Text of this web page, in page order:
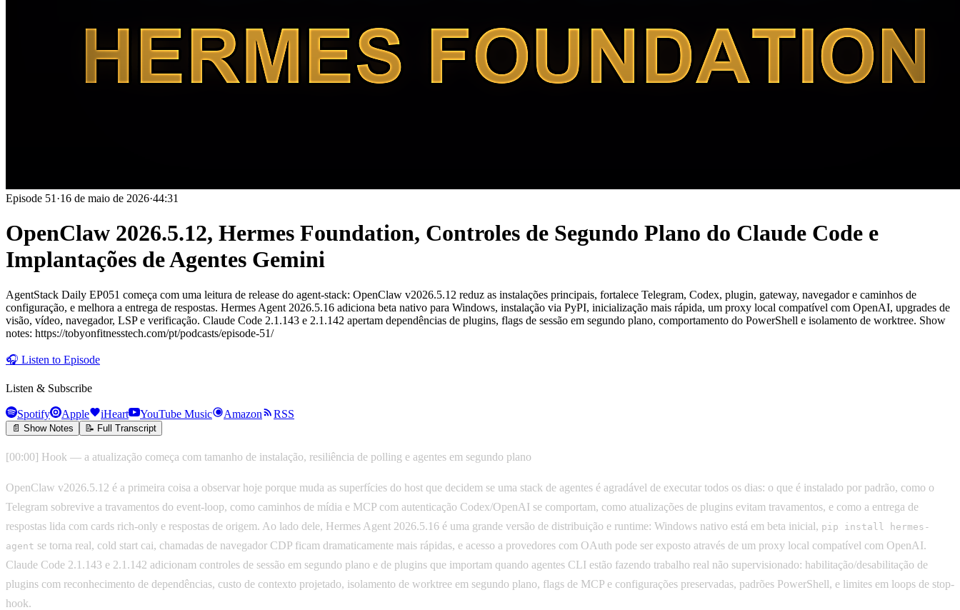
Episode 51 ·16 de maio de 2026·44:31
OpenClaw 2026.5.12, Hermes Foundation, Controles de Segundo Plano do Claude Code e
Implantações de Agentes Gemini
AgentStack Daily EP051 começa com uma leitura de release do agent-stack: OpenClaw v2026.5.12 reduz as instalações principais, fortalece Telegram, Codex, plugin, gateway, navegador e caminhos de
configuração, e melhora a entrega de respostas. Hermes Agent 2026.5.16 adiciona beta nativo para Windows, instalação via PyPI, inicialização mais rápida, um proxy local compatível com OpenAI, upgrades de
visão, vídeo, navegador, LSP e verificação. Claude Code 2.1.143 e 2.1.142 apertam dependências de plugins, flags de sessão em segundo plano, comportamento do PowerShell e isolamento de worktree. Show
notes: https://tobyonfitnesstech.com/pt/podcasts/episode-51/
🎧 Listen to Episode
Listen & Subscribe
Spotify Apple iHeart YouTube Music Amazon RSS
📄 Show Notes 📝 Full Transcript
[00:00] Hook — a atualização começa com tamanho de instalação, resiliência de polling e agentes em segundo plano
OpenClaw v2026.5.12 é a primeira coisa a observar hoje porque muda as superfícies do host que decidem se uma stack de agentes é agradável de executar todos os dias: o que é instalado por padrão, como o
Telegram sobrevive a travamentos do event-loop, como caminhos de mídia e MCP com autenticação Codex/OpenAI se comportam, como atualizações de plugins evitam travamentos, e como a entrega de
respostas lida com cards rich-only e respostas de origem. Ao lado dele, Hermes Agent 2026.5.16 é uma grande versão de distribuição e runtime: Windows nativo está em beta inicial, pip install hermes-
agent se torna real, cold start cai, chamadas de navegador CDP ficam dramaticamente mais rápidas, e acesso a provedores com OAuth pode ser exposto através de um proxy local compatível com OpenAI.
Claude Code 2.1.143 e 2.1.142 adicionam controles de sessão em segundo plano e de plugins que importam quando agentes CLI estão fazendo trabalho real não supervisionado: habilitação/desabilitação de
plugins com reconhecimento de dependências, custo de contexto projetado, isolamento de worktree em segundo plano, flags de MCP e configurações preservadas, padrões PowerShell, e limites em loops de stop-
hook.